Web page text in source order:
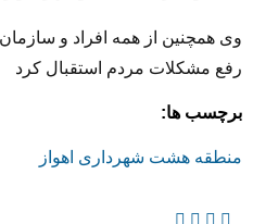
وی همچنین از همه افراد و
رفع مشکلات مردم استقبال کرد
برچسب ها:
منطقه هشت شهرداری اهواز